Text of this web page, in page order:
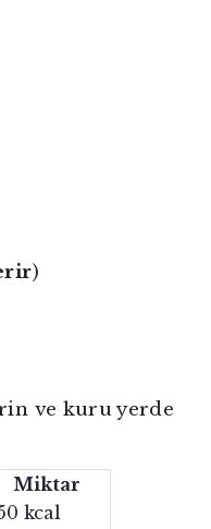
)
ve kuru yerde
Miktar
kcal